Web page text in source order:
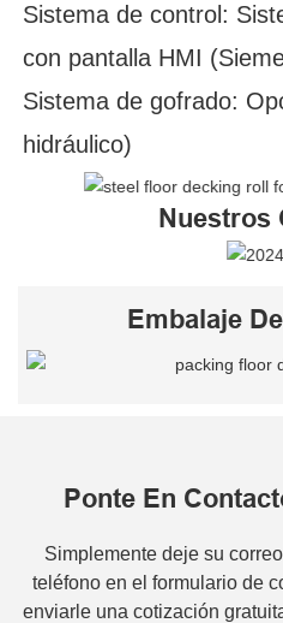
Sistema de control:
con pantalla HMI
Sistema de gofrado:
hidráulico)
Nuestros
Embalaje
Ponte En
Simplemente deje su
teléfono en el formulario de
enviarle una cotización